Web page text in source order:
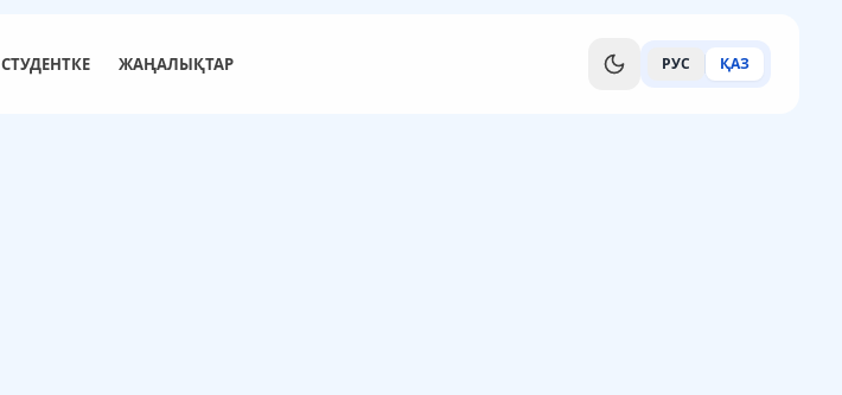
СТУДЕНТКЕ ЖАҢАЛЫҚТАР РУС ҚАЗ